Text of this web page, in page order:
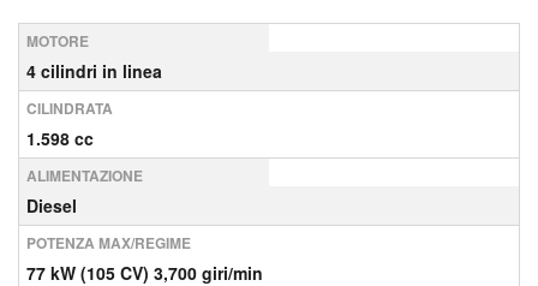
MOTORE
4 cilindri in linea
CILINDRATA
1.598 cc
ALIMENTAZIONE
Diesel
POTENZA MAX/REGIME
77 kW (105 CV) 3,700 giri/min